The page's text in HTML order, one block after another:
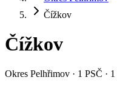
Čížkov
Čížkov
Okres Pelhřimov · 1 PSČ · 1